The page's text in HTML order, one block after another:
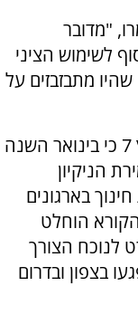
"מדובר
לשימוש הציני
11 מיליון ש"ח שהיו מתבזבזים על
מהמשרד להגנת הסביבה נמסר לערוץ 7 כי בינואר השנה
הניקיון
בארגונים
הוחלט
לנוכח הצורך
בצפון ובדרום